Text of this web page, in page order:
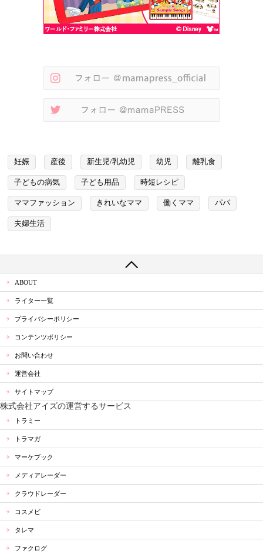
妊娠 産後 新生児/乳幼児 幼児 離乳食
子どもの病気 子ども用品 時短レシピ
ママファッション きれいなママ 働くママ パパ
夫婦生活
ABOUT
ライター一覧
プライバシーポリシー
コンテンツポリシー
お問い合わせ
運営会社
サイトマップ
株式会社アイズの運営するサービス
トラミー
トラマガ
マーケブック
メディアレーダー
クラウドレーダー
コスメビ
タレマ
ファクログ